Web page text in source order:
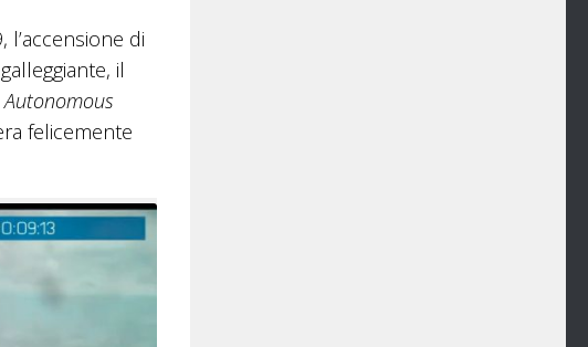
l’accensione di
il
Autonomous
felicemente